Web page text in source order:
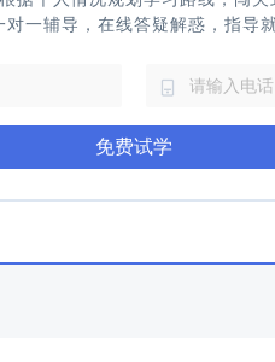
对一辅导，在线答疑解惑，指导就
免费试学